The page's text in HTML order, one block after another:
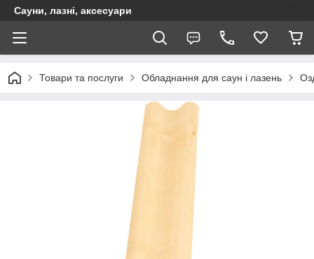
Сауни, лазні, аксесуари
Товари та послуги Обладнання для саун і лазень